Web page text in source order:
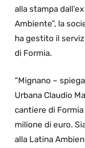
alla stampa
Ambiente”, la
ha gestito il
di Formia.
“Mignano –
Urbana Claudio
cantiere di
milione di euro.
alla Latina